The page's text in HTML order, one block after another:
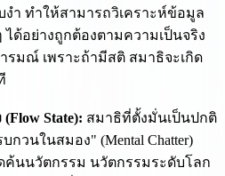
ำ ทำให้สามารถวิเคราะห์ข้อมูล
ด้อย่างถูกต้องตามความเป็นจริง
รมณ์ เพราะถ้ามีสติ สมาธิจะเกิด
State): สมาธิที่ตั้งมั่นเป็นปกติ
กวนในสมอง" (Mental Chatter)
นนวัตกรรม นวัตกรรมระดับโลก